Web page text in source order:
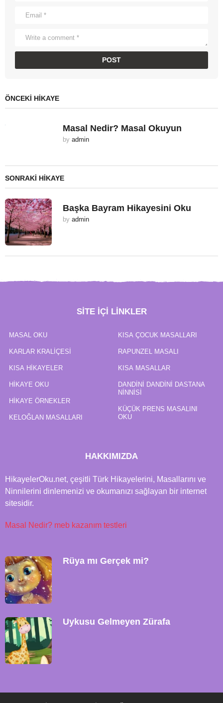
ÖNCEKI HIKAYE
Masal Nedir? Masal Okuyun
by admin
SONRAKI HIKAYE
Başka Bayram Hikayesini Oku
by admin
SITE IÇI LINKLER
MASAL OKU
KARLAR KRALIÇESI
KISA HIKAYELER
HIKAYE OKU
HIKAYE ÖRNEKLER
KELOĞLAN MASALLARI
KISA ÇOCUK MASALLARI
RAPUNZEL MASALI
KISA MASALLAR
DANDINI DANDINI DASTANA
NINNISI
KÜÇÜK PRENS MASALINI
OKU
HAKKIMIZDA
HikayelerOku.net, çeşitli Türk Hikayelerini, Masallarını ve
Ninnilerini dinlemenizi ve okumanızı sağlayan bir internet
sitesidir.
Masal Nedir? meb kazanım testleri
Rüya mı Gerçek mi?
Uykusu Gelmeyen Zürafa